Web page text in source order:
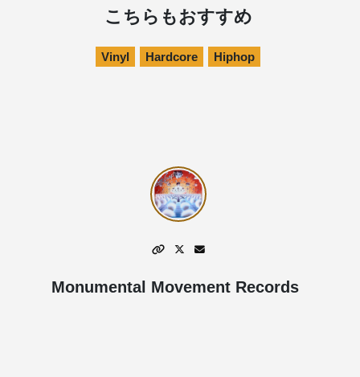
こちらもおすすめ
Vinyl Hardcore Hiphop
Monumental Movement Records